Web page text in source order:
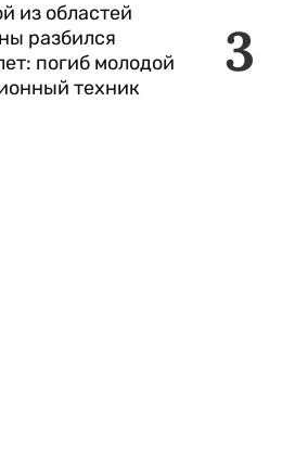
3
из областей
разбился
погиб молодой
техник